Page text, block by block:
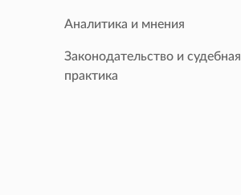
Аналитика и мнения
Законодательство и судебная
практика